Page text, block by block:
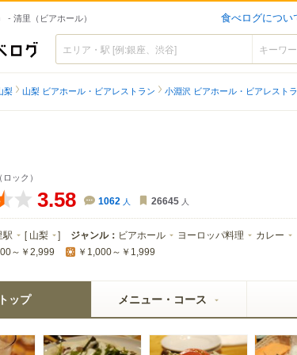
- 清里（ビアホール） 食べログについ
食べログ
梨 山梨 ビアホール・ビアレストラン 小淵沢 ビアホール・ビアレスト
（ロック）
3.58 1062 人 26645 人
駅 [ 山梨 ] ジャンル： ビアホール ヨーロッパ料理 カレー
～￥2,999 ￥1,000～￥1,999
トップ メニュー・コース